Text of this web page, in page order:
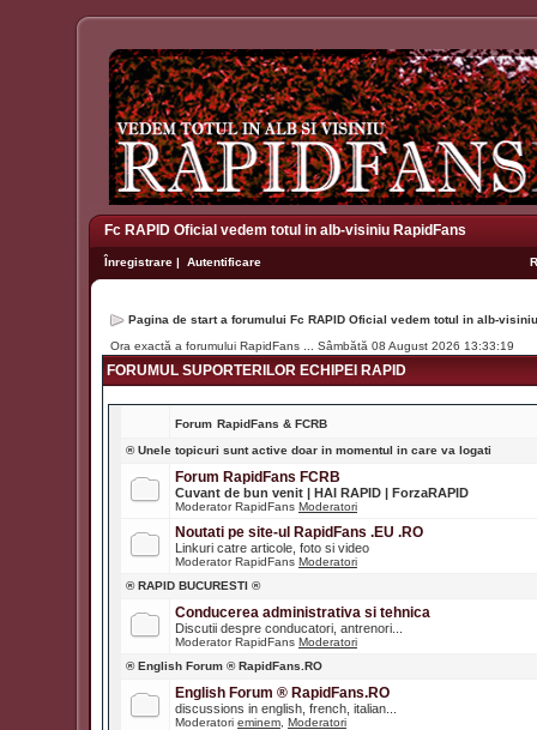
Fc RAPID Oficial vedem totul in alb-visiniu RapidFans
Înregistrare | Autentificare
Pagina de start a forumului Fc RAPID Oficial vedem totul in alb-
Ora exactă a forumului RapidFans ... Sâmbătă 08 August 2026 13:33:19
FORUMUL SUPORTERILOR ECHIPEI RAPID
Forum RapidFans & FCRB
® Unele topicuri sunt active doar in momentul in care va logati
Forum RapidFans FCRB
Cuvant de bun venit | HAI RAPID | ForzaRAPID
Moderator RapidFans Moderatori
Noutati pe site-ul RapidFans .EU .RO
Linkuri catre articole, foto si video
Moderator RapidFans Moderatori
® RAPID BUCURESTI ®
Conducerea administrativa si tehnica
Discutii despre conducatori, antrenori...
Moderator RapidFans Moderatori
® English Forum ® RapidFans.RO
English Forum ® RapidFans.RO
discussions in english, french, italian...
Moderatori eminem Moderatori